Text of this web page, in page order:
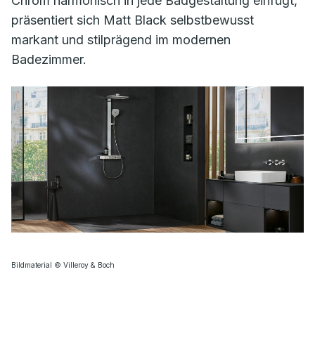
präsentiert sich Matt Black selbstbewusst
markant und stilprägend im modernen
Badezimmer.
Bildmaterial © Villeroy & Boch